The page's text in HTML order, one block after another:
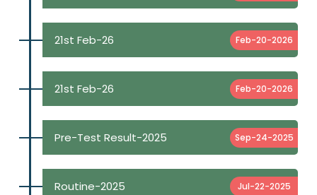
21st Feb-26 Feb-20-2026
21st Feb-26 Feb-20-2026
Pre-Test Result-2025 Sep-24-2025
Routine-2025 Jul-22-2025